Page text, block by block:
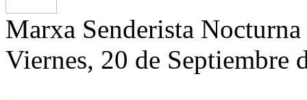
Marxa Senderista
Viernes, 20 de Septiembre